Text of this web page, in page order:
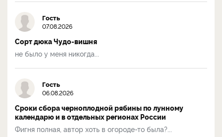
Гость
07.08.2026
Сорт дюка Чудо-вишня
не было у меня никогда...
Гость
06.08.2026
Сроки сбора черноплодной рябины по лунному
календарю и в отдельных регионах России
Фигня полная, автор хоть в огороде-то была?...